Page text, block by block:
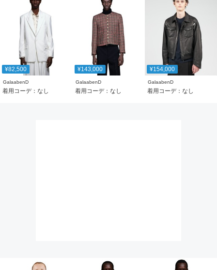
¥82,500
GalaabenD
着用コーデ：なし
¥143,000
GalaabenD
着用コーデ：なし
¥154,000
GalaabenD
着用コーデ：なし